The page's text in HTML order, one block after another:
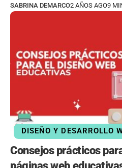
SABRINA DEMARCO2 AÑOS AGO9
DISEÑO Y DESARROLLO
Consejos prácticos